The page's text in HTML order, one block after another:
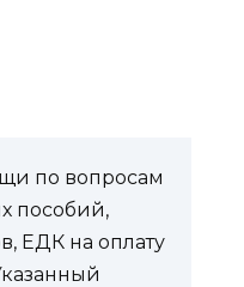
по вопросам
пособий,
ЕДК на оплату